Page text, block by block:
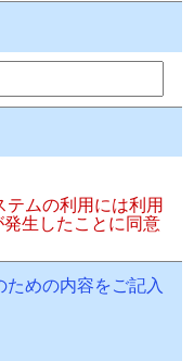
ムの利用には利用
生したことに同意
ための内容をご記入